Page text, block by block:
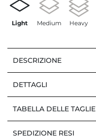
Light Medium Heavy
DESCRIZIONE
DETTAGLI
TABELLA DELLE TAGLIE
SPEDIZIONE RESI